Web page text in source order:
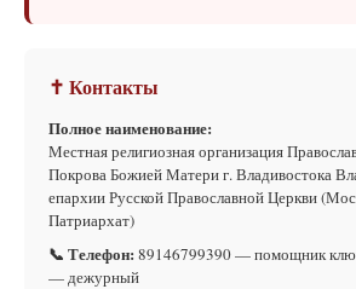
✝ Контакты
Полное наименование:
Местная религиозная организация
Покрова Божией Матери г. Владивостока
епархии Русской Православной Церкви
Патриархат)
📞 Телефон: 89146799390 — помощник
— дежурный